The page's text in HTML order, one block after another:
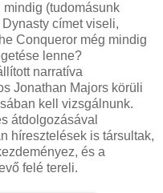
(tudomásunk
címet viseli,
Conqueror még mindig
lenne?
narratíva
Jonathan Majors körüli
kell vizsgálnunk.
átdolgozásával
híresztelések is társultak,
és a
felé tereli.